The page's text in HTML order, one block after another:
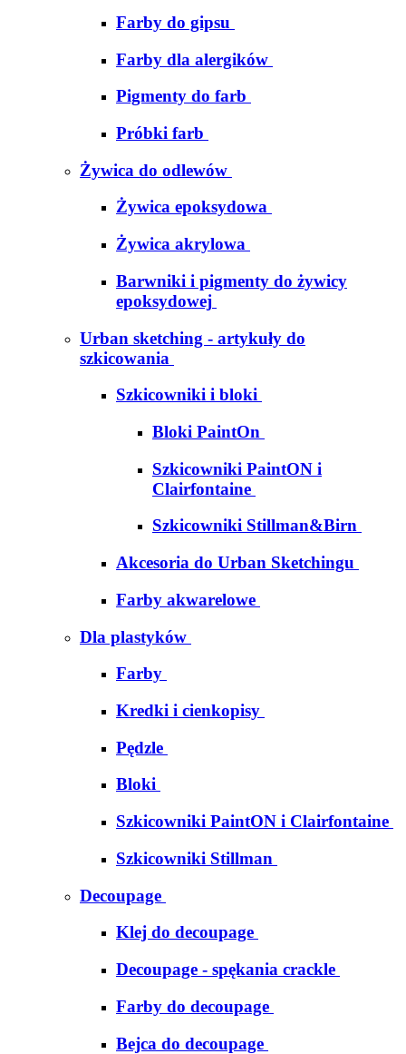
Farby do gipsu
Farby dla alergików
Pigmenty do farb
Próbki farb
Żywica do odlewów
Żywica epoksydowa
Żywica akrylowa
Barwniki i pigmenty do żywicy
epoksydowej
Urban sketching - artykuły do
szkicowania
Szkicowniki i bloki
Bloki PaintOn
Szkicowniki PaintON i
Clairfontaine
Szkicowniki Stillman&Birn
Akcesoria do Urban Sketchingu
Farby akwarelowe
Dla plastyków
Farby
Kredki i cienkopisy
Pędzle
Bloki
Szkicowniki PaintON i Clairfontaine
Szkicowniki Stillman
Decoupage
Klej do decoupage
Decoupage - spękania crackle
Farby do decoupage
Bejca do decoupage